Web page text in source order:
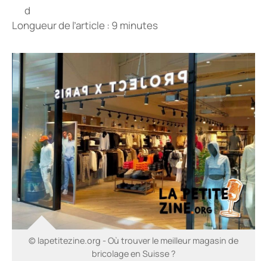
Longueur de l’article : 9 minutes
© lapetitezine.org - Où trouver le meilleur magasin de
bricolage en Suisse ?